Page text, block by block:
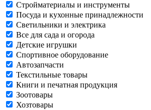
Стройматериалы и инструменты
Посуда и кухонные принадлежности
Светильники и электрика
Все для сада и огорода
Детские игрушки
Спортивное оборудование
Автозапчасти
Текстильные товары
Книги и печатная продукция
Зоотовары
Хозтовары